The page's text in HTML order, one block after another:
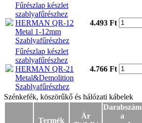
Fűrészlap készlet
szablyafűrészhez
HERMAN QR-12
Metal 1-12mm
Szablyafűrészhez
4.493 Ft
Fűrészlap készlet
szablyafűrészhez
HERMAN QR-21
Metal&Demolition
Szablyafűrészhez
4.766 Ft
Szénkefék, köszörűkő és hálózati kábelek
Szénkefék, köszörűkő és hálózati kábelek
Termék
Ár
Darabszám
a